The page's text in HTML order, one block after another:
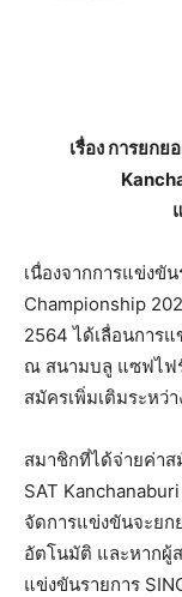
เรื่อง การยก
เนื่องจากการแข่งขั
Championship
2564 ได้เลื่อนการ
ณ สนามบลู แซฟไฟ
สมัครเพิ่มเติมระหว่
สมาชิกที่ได้จ่ายค่าส
SAT
จัดการแข่งขันจะย
อัตโนมัติ และหากผู้
แข่งขันรายการ